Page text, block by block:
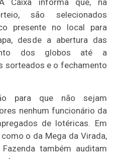
são selecionados
presente no local para
desde a abertura das
dos globos até a
sorteados e o fechamento
para que não sejam
nenhum funcionário da
de lotéricas. Em
o da Mega da Virada,
também auditam